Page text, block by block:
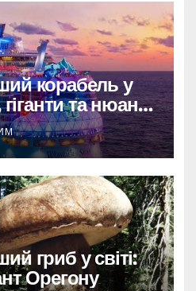
корабель у
гіганти та нюанси
гриб у світі:
Орегону